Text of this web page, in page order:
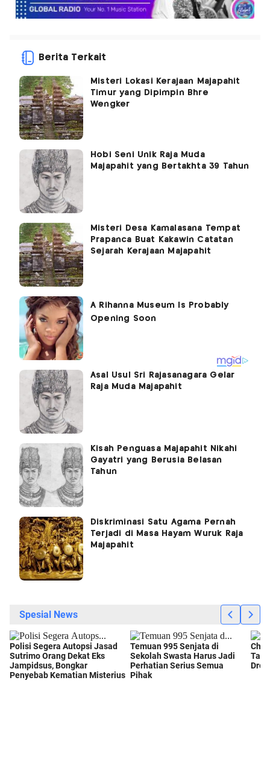
Berita Terkait
Misteri Lokasi Kerajaan Majapahit
Timur yang Dipimpin Bhre
Wengker
Hobi Seni Unik Raja Muda
Majapahit yang Bertakhta 39 Tahun
Misteri Desa Kamalasana Tempat
Prapanca Buat Kakawin Catatan
Sejarah Kerajaan Majapahit
Asal Usul Sri Rajasanagara Gelar
Raja Muda Majapahit
Kisah Penguasa Majapahit Nikahi
Gayatri yang Berusia Belasan
Tahun
Diskriminasi Satu Agama Pernah
Terjadi di Masa Hayam Wuruk Raja
Majapahit